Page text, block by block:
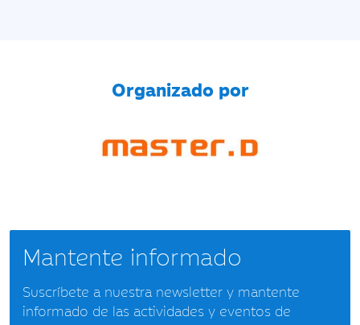
Organizado por
Mantente informado
Suscríbete a nuestra newsletter y mantente
informado de las actividades y eventos de